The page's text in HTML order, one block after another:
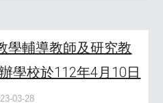
學輔導教師及研究教
學校於112年4月10日
03-28